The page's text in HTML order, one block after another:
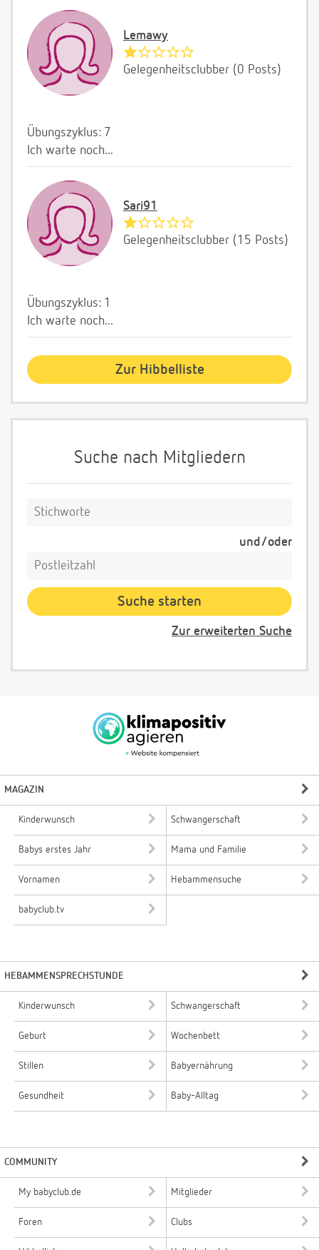
Lemawy
Gelegenheitsclubber (0 Posts)
Übungszyklus: 7
Ich warte noch...
Sari91
Gelegenheitsclubber (15 Posts)
Übungszyklus: 1
Ich warte noch...
Zur Hibbelliste
Suche nach Mitgliedern
und/oder
Zur erweiterten Suche
MAGAZIN
Kinderwunsch Schwangerschaft
Babys erstes Jahr Mama und Familie
Vornamen Hebammensuche
babyclub.tv
HEBAMMENSPRECHSTUNDE
Kinderwunsch Schwangerschaft
Geburt Wochenbett
Stillen Babyernährung
Gesundheit Baby-Alltag
COMMUNITY
My babyclub.de Mitglieder
Foren Clubs